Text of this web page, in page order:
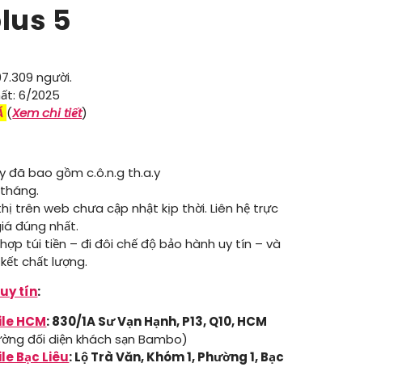
5
người.
6/2025
(Xem chi tiết)
đã bao gồm c.ô.n.g th.a.y
trên web chưa cập nhật kịp thời. Liên hệ trực
đúng nhất.
túi tiền – đi đôi chế độ bảo hành uy tín – và
chất lượng.
tín:
HCM: 830/1A Sư Vạn Hạnh, P13, Q10, HCM
đối diện khách sạn Bambo)
Bạc Liêu: Lộ Trà Văn, Khóm 1, Phường 1, Bạc